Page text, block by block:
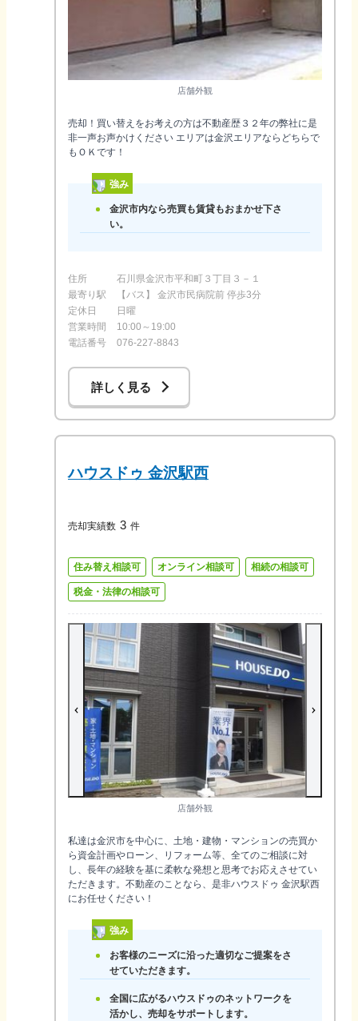
店舗外観
売却！買い替えをお考えの方は不動産歴３２年の弊社に是
非一声お声かけください エリアは金沢エリアならどちらで
もＯＫです！
強み
金沢市内なら売買も賃貸もおまかせ下さ
い。
住所
石川県金沢市平和町３丁目３－１
最寄り駅
【バス】 金沢市民病院前 停歩3分
定休日
日曜
営業時間
10:00～19:00
電話番号
076-227-8843
詳しく見る
ハウスドゥ 金沢駅西
売却実績数 3 件
住み替え相談可 オンライン相談可 相続の相談可
税金・法律の相談可
店舗外観
私達は金沢市を中心に、土地・建物・マンションの売買か
ら資金計画やローン、リフォーム等、全てのご相談に対
し、長年の経験を基に柔軟な発想と思考でお応えさせてい
ただきます。不動産のことなら、是非ハウスドゥ 金沢駅西
にお任せください！
強み
お客様のニーズに沿った適切なご提案をさ
せていただきます。
全国に広がるハウスドゥのネットワークを
活かし、売却をサポートします。